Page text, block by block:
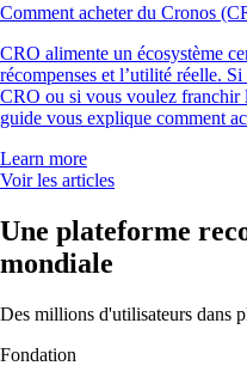
Comment acheter du Cronos
CRO alimente un écosystème
récompenses et l’utilité réelle.
CRO ou si vous voulez franchir
guide vous explique comment
Learn more
Voir les articles
Une plateforme
mondiale
Des millions d'utilisateurs dans
Fondation